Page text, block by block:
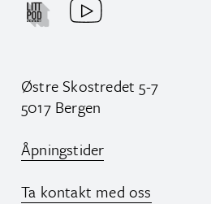
Østre Skostredet 5-7
5017 Bergen
Åpningstider
Ta kontakt med oss